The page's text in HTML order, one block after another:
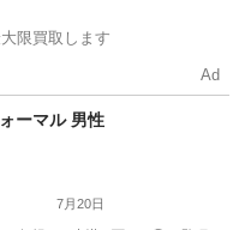
限買取します
Ad
ヴィザーシュ 礼服 フォーマル 男性
7月20日